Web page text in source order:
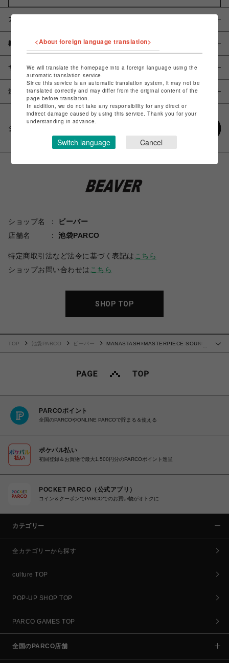
アイテム説明 / 素材
概要
サイズ
注意事項
シェアする
ショップ名
ビーバー
店舗名
池袋PARCO
特定商取引法など法令に基づく表記は こちら
ショップお問い合わせは こちら
SHOP TOP
TOP 池袋PARCO ビーバー
MANASTASH×MASTERPIECE SOUND/
PARCOポイント
全国のPARCOやONLINE PARCOで貯まる＆使える
ポケパル払い
初回登録＆お買物で最大1,500円分のPARCOポイント進呈
POCKET PARCO（公式アプリ）
コイン＆クーポンでPARCOでのお買い物がオトクに
カテゴリー
全カテゴリーから探す
culture TOP
POP-UP SHOP TOP
PARCO GAMES TOP
全国のPARCO店舗
<About foreign language translation>
We will translate the homepage into a foreign language using the
automatic translation service.
Since this service is an automatic translation system, it may not be
translated correctly and may differ from the original content of the
page before translation.
In addition, we do not take any responsibility for any direct or
indirect damage caused by using this service. Thank you for your
understanding in advance.
Switch language Cancel